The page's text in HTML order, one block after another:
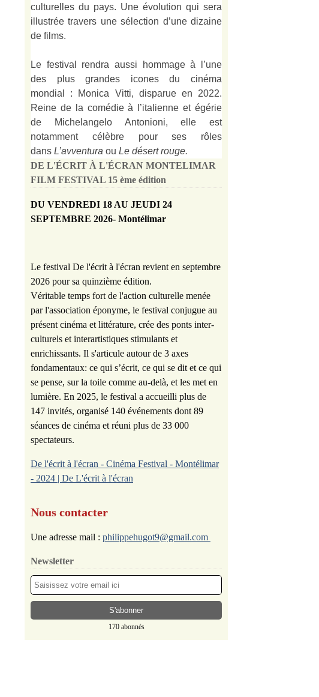
culturelles du pays. Une évolution qui sera
illustrée travers une sélection d’une dizaine
de films.
Le festival rendra aussi hommage à l’une
des plus grandes icones du cinéma
mondial : Monica Vitti, disparue en 2022.
Reine de la comédie à l’italienne et égérie
de Michelangelo Antonioni, elle est
notamment célèbre pour ses rôles
dans L’avventura ou Le désert rouge.
DE L'ÉCRIT À L'ÉCRAN MONTELIMAR
FILM FESTIVAL 15 ème édition
DU VENDREDI 18 AU JEUDI 24
SEPTEMBRE 2026- Montélimar
Le festival De l'écrit à l'écran revient en septembre
2026 pour sa quinzième édition.
Véritable temps fort de l'action culturelle menée
par l'association éponyme, le festival conjugue au
présent cinéma et littérature, crée des ponts inter-
culturels et interartistiques stimulants et
enrichissants. Il s'articule autour de 3 axes
fondamentaux: ce qui s’écrit, ce qui se dit et ce qui
se pense, sur la toile comme au-delà, et les met en
lumière. En 2025, le festival a accueilli plus de
147 invités, organisé 140 événements dont 89
séances de cinéma et réuni plus de 33 000
spectateurs.
De l'écrit à l'écran - Cinéma Festival - Montélimar
- 2024 | De L'écrit à l'écran
Nous contacter
Une adresse mail : philippehugot9@gmail.com
Newsletter
170 abonnés